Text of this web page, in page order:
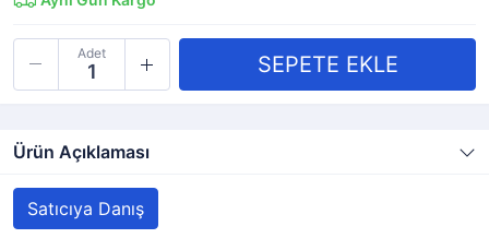
Adet
Ürün Açıklaması
Satıcıya Danış